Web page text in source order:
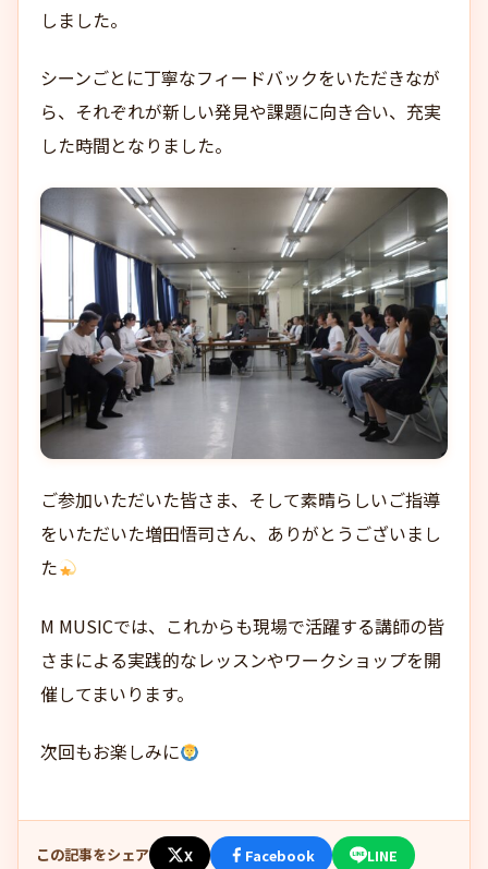
しました。
シーンごとに丁寧なフィードバックをいただきなが
ら、それぞれが新しい発見や課題に向き合い、充実
した時間となりました。
ご参加いただいた皆さま、そして素晴らしいご指導
をいただいた増田悟司さん、ありがとうございまし
た
M MUSICでは、これからも現場で活躍する講師の皆
さまによる実践的なレッスンやワークショップを開
催してまいります。
次回もお楽しみに
この記事をシェア X Facebook LINE